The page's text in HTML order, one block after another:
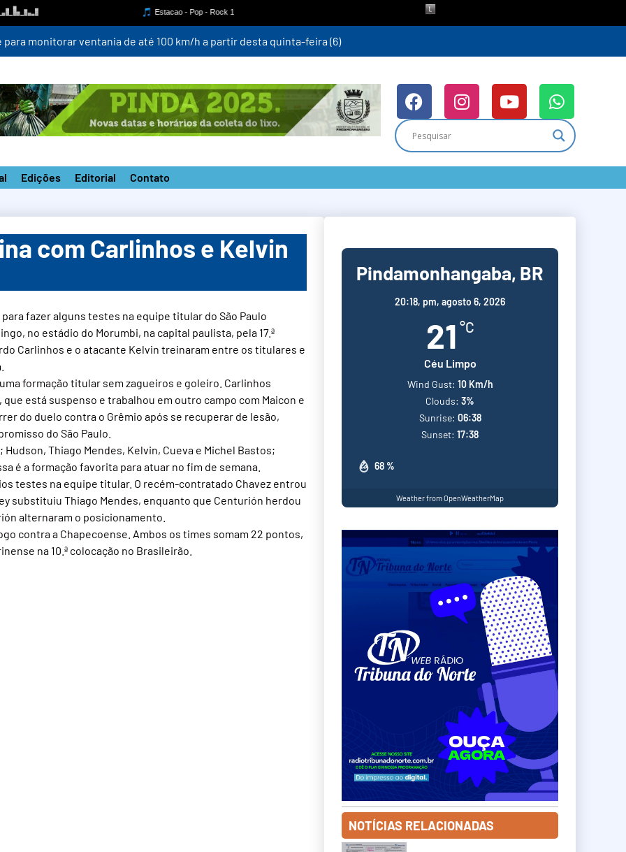
para monitorar ventania de até 100 km/h a partir desta quinta-feira (6)
Edições Editorial Contato
com Carlinhos e Kelvin
fazer alguns testes na equipe titular do São Paulo
no estádio do Morumbi, na capital paulista, pela 17.ª
Carlinhos e o atacante Kelvin treinaram entre os titulares e
formação titular sem zagueiros e goleiro. Carlinhos
está suspenso e trabalhou em outro campo com Maicon e
do duelo contra o Grêmio após se recuperar de lesão,
do São Paulo.
Thiago Mendes, Kelvin, Cueva e Michel Bastos;
é a formação favorita para atuar no fim de semana.
testes na equipe titular. O recém-contratado Chavez entrou
substituiu Thiago Mendes, enquanto que Centurión herdou
alternaram o posicionamento.
contra a Chapecoense. Ambos os times somam 22 pontos,
na 10.ª colocação no Brasileirão.
Pindamonhangaba, BR
20:18, pm, agosto 6, 2026
21 °C
Céu Limpo
68 %
Wind Gust: 10 Km/h
Clouds: 3%
Sunrise: 06:38
Sunset: 17:38
Weather from OpenWeatherMap
NOTÍCIAS RELACIONADAS